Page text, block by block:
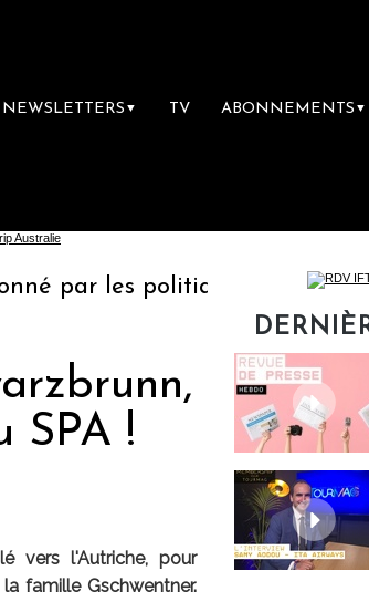
NEWSLETTERS ▼ TV ABONNEMENTS ▼
politiques français !
SPA !
vers l'Autriche, pour
famille Gschwentner.